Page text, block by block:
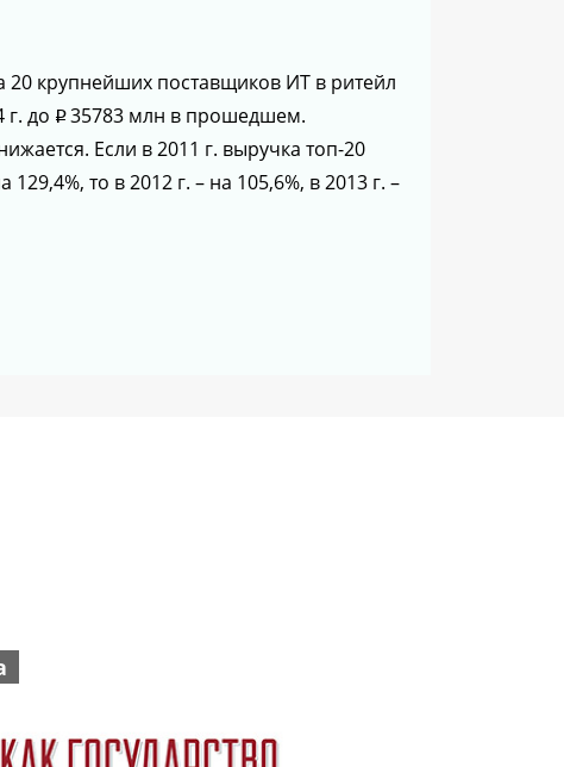
20 крупнейших поставщиков ИТ в ритейл
г. до p 35783 млн в прошедшем.
Если в 2011 г. выручка топ-20
то в 2012 г. – на 105,6%, в 2013 г. –